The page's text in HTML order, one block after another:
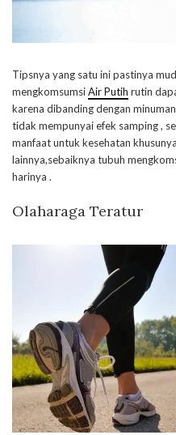
Tipsnya yang satu ini pastinya
mengkomsumsiAir Putih rutin
karena dibanding dengan
tidak mempunyai efek samping ,
manfaat untuk kesehatan
lainnya,sebaiknya tubuh
harinya .
Olaharaga Teratur